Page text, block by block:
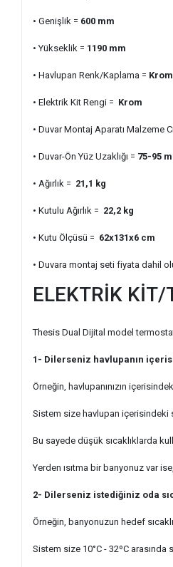
• Genişlik = 600 mm
• Yükseklik = 1190 mm
• Havlupan Renk/Kaplama = Krom
• Elektrik Kit Rengi = Krom
• Duvar Montaj Aparatı Malzeme
• Duvar-Ön Yüz Uzaklığı = 75-95
• Ağırlık = 21,1 kg
• Kutulu Ağırlık = 22,2 kg
• Kutu Ölçüsü = 62x131x6 cm
• Duvara montaj seti fiyata dahil
ELEKTRİK KİT/
Thesis Dual Dijital model
1- Dilerseniz havlupanın
Örneğin, havlupanınızın
Sistem size havlupan içerisindeki
Bu sayede düşük sıcaklıklarda
Yerden ısıtma bir banyonuz var
2- Dilerseniz istediğiniz oda
Örneğin, banyonuzun hedef
Sistem size 10°C - 32ºC arasında